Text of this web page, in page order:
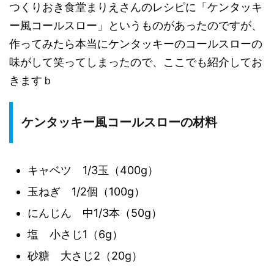
つくりおき食堂まりえさんのレシピに「ケンタッキ
ー風コールスロー」というものがあったのですが、
作ってみたら本当にケンタッキーのコールスローの
味がして笑ってしまったので、ここでも紹介してお
きますｂ
ケンタッキー風コールスローの材料
キャベツ 1/3玉（400g）
玉ねぎ 1/2個（100g）
にんじん 中1/3本（50g）
塩 小さじ1（6g）
砂糖 大さじ2（20g）